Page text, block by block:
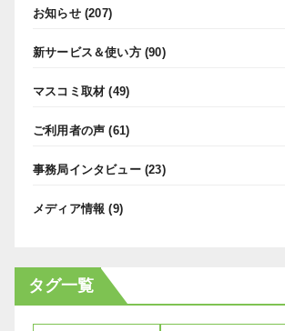
お知らせ(207)
新サービス＆使い方(90)
マスコミ取材 (49)
ご利用者の声 (61)
事務局インタビュー(23)
メディア情報 (9)
タグ一覧